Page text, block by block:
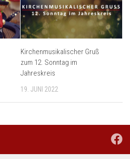
Kirchenmusikalischer Gruß
zum 12. Sonntag im
Jahreskreis
19. JUNI 2022